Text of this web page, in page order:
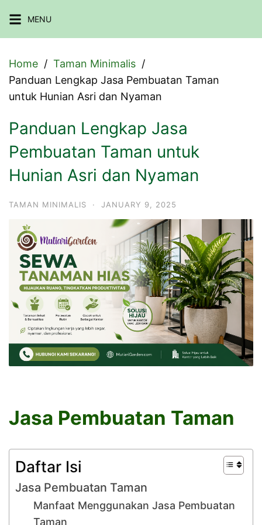
to
MENU
Home
Taman Minimalis
Panduan Lengkap Jasa Pembuatan Taman
untuk Hunian Asri dan Nyaman
Panduan Lengkap Jasa
Pembuatan Taman untuk
Hunian Asri dan Nyaman
TAMAN MINIMALIS · JANUARY 9, 2025
Jasa Pembuatan Taman
Daftar Isi
Jasa Pembuatan Taman
Manfaat Menggunakan Jasa Pembuatan
Taman